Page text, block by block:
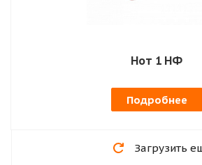
Нот 1 НФ
Подробнее
Загрузить